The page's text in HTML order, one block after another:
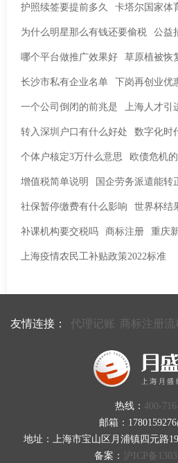
护照续签要提前多久 卡塔尔国家体
为什么明星那么有钱还要偷税 公益
哪个平台做推广效果好 草原植被恢
长沙市私有企业名单 下岗再创业优
一个公司倒闭的前兆是 上海人才引
转入深圳户口有什么好处 数字化时
个体户核定3万什么意思 欧债危机
增值税简单说明 国企劳务派遣能转
社保暂停缴费有什么影响 世界杯结
补课机构要交税吗 商标注册 重庆
上海疫情农民工补贴政策2022标准
友情连接： 代理记账 商标注册流
热线： 400-
邮箱：
地址：上海市宝山区月浦镇四元路
备案： 沪ICP备